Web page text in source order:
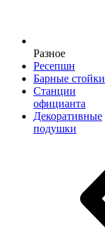
Разное
Ресепшн
Барные стойки
Станции
официанта
Декоративные
подушки